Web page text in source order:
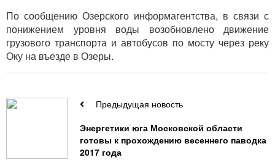
По сообщению Озерского информагентства, в связи с
понижением уровня воды возобновлено движение
грузового транспорта и автобусов по мосту через реку
Оку на въезде в Озеры.
Предыдущая новость
Энергетики юга Московской области
готовы к прохождению весеннего паводка
2017 года